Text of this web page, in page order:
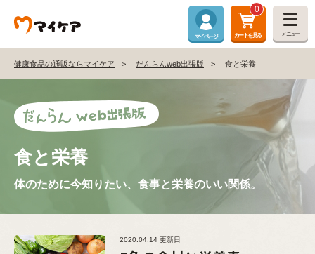
マイページ
0
カートを見る メニュー
健康食品の通販ならマイケア だんらんweb出張版 食と栄養
食と栄養
体のために今知りたい、食事と栄養のいい関係。
2020.04.14 更新日